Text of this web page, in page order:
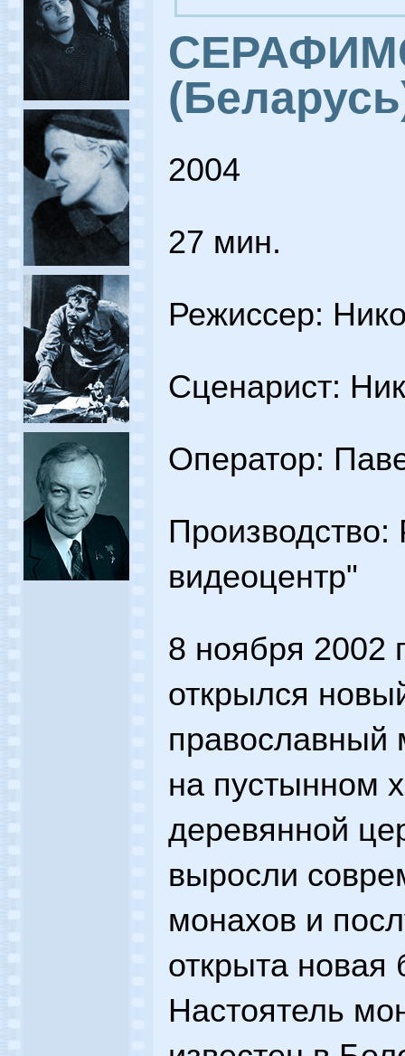
2004
27 мин.
Режиссер:
Сценарист:
Оператор:
видеоцентр"
8 ноября 2002
открылся
православный
на пустынном
деревянной
выросли
монахов и
открыта новая
Настоятель